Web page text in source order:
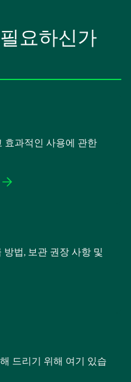
요하신가
효과적인 사용에 관한
법, 보관 권장 사항 및
드리기 위해 여기 있습